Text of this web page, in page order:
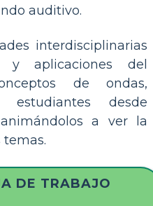
auditivo.
interdisciplinarias
y aplicaciones del
de ondas,
desde
a ver la
DE TRABAJO